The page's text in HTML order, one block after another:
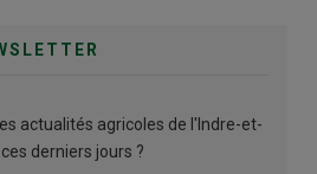
actualités agricoles de l'Indre-et-
derniers jours ?